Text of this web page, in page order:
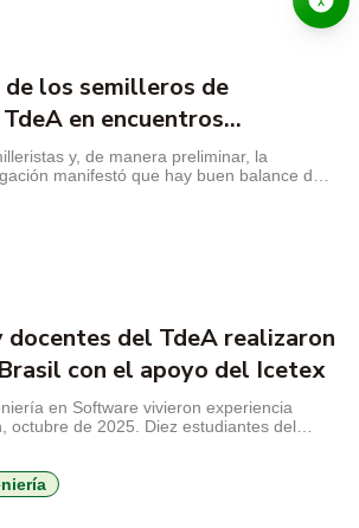
de los semilleros de
en encuentros
y, de manera preliminar, la
manifestó que hay buen balance de
Encuentro Departamental de
realizado en mayo en el Instituto
docentes del TdeA realizaron
con el apoyo del Icetex
en Software vivieron experiencia
octubre de 2025. Diez estudiantes del
la Centro Universitário Barriga Verde
Catarina, Brasil. La movilidad se